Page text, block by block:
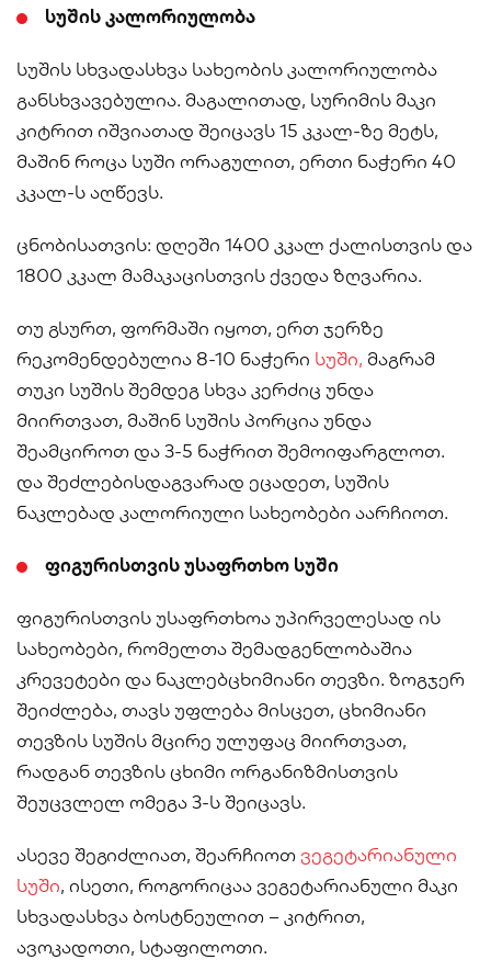
სუშის კალორიულობა
სუშის სხვადასხვა სახეობის კალორიულობა
განსხვავებულია. მაგალითად, სურიმის მაკი
კიტრით იშვიათად შეიცავს 15 კკალ-ზე მეტს,
მაშინ როცა სუში ორაგულით, ერთი ნაჭერი 40
კკალ-ს აღწევს.
ცნობისათვის: დღეში 1400 კკალ ქალისთვის და
1800 კკალ მამაკაცისთვის ქვედა ზღვარია.
თუ გსურთ, ფორმაში იყოთ, ერთ ჯერზე
რეკომენდებულია 8-10 ნაჭერი სუში, მაგრამ
თუკი სუშის შემდეგ სხვა კერძიც უნდა
მიირთვათ, მაშინ სუშის პორცია უნდა
შეამციროთ და 3-5 ნაჭრით შემოიფარგლოთ.
და შეძლებისდაგვარად ეცადეთ, სუშის
ნაკლებად კალორიული სახეობები აარჩიოთ.
ფიგურისთვის უსაფრთხო სუში
ფიგურისთვის უსაფრთხოა უპირველესად ის
სახეობები, რომელთა შემადგენლობაშია
კრევეტები და ნაკლებცხიმიანი თევზი. ზოგჯერ
შეიძლება, თავს უფლება მისცეთ, ცხიმიანი
თევზის სუშის მცირე ულუფაც მიირთვათ,
რადგან თევზის ცხიმი ორგანიზმისთვის
შეუცვლელ ომეგა 3-ს შეიცავს.
ასევე შეგიძლიათ, შეარჩიოთვეგეტარიანული
სუში, ისეთი, როგორიცაა ვეგეტარიანული მაკი
სხვადასხვა ბოსტნეულით – კიტრით,
ავოკადოთი, სტაფილოთი.